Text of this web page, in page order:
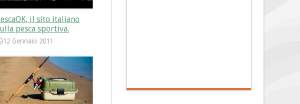
il sito italiano
pesca sportiva.
12 Gennaio 2011